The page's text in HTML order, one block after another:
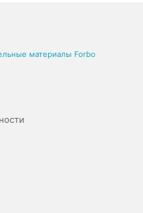
материалы Forbo